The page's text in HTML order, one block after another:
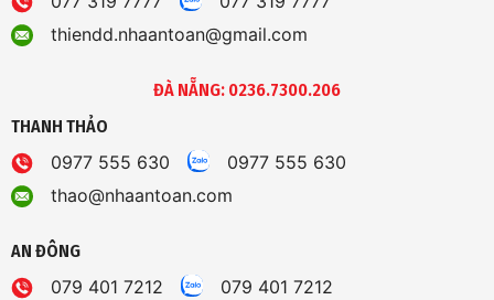
thiendd.nhaantoan@gmail.com
ĐÀ NẴNG: 0236.7300.206
THANH THẢO
0977 555 630
0977 555 630
thao@nhaantoan.com
AN ĐÔNG
079 401 7212
079 401 7212